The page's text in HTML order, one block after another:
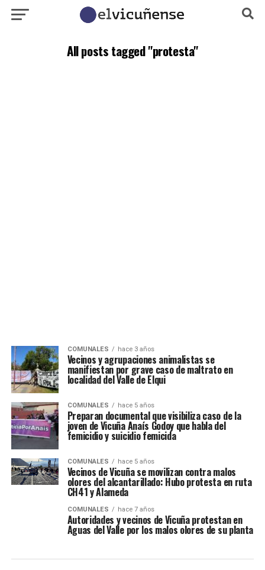
All posts tagged "protesta"
COMUNALES hace 3 años
Vecinos y agrupaciones animalistas se
manifiestan por grave caso de maltrato en
localidad del Valle de Elqui
COMUNALES hace 5 años
Preparan documental que visibiliza caso de la
joven de Vicuña Anaís Godoy que habla del
femicidio y suicidio femicida
COMUNALES hace 5 años
Vecinos de Vicuña se movilizan contra malos
olores del alcantarillado: Hubo protesta en ruta
CH41 y Alameda
COMUNALES hace 7 años
Autoridades y vecinos de Vicuña protestan en
Aguas del Valle por los malos olores de su planta